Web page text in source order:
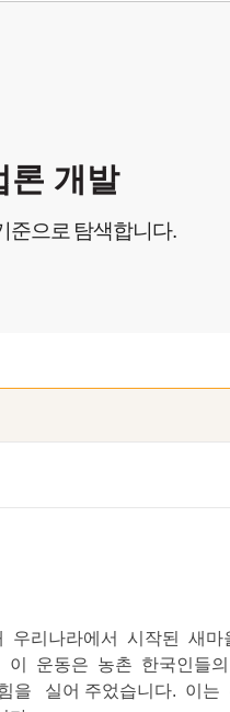
론 개발
준으로 탐색합니다.
리나라에서 시작된 새
운동은 농촌 한국인들
을 실어 주었습니다. 이